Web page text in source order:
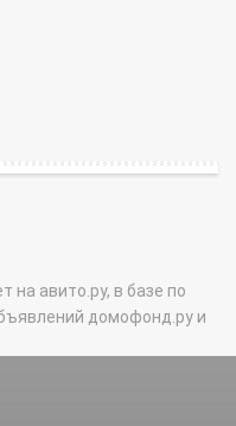
на авито.ру, в базе по
домофонд.ру и